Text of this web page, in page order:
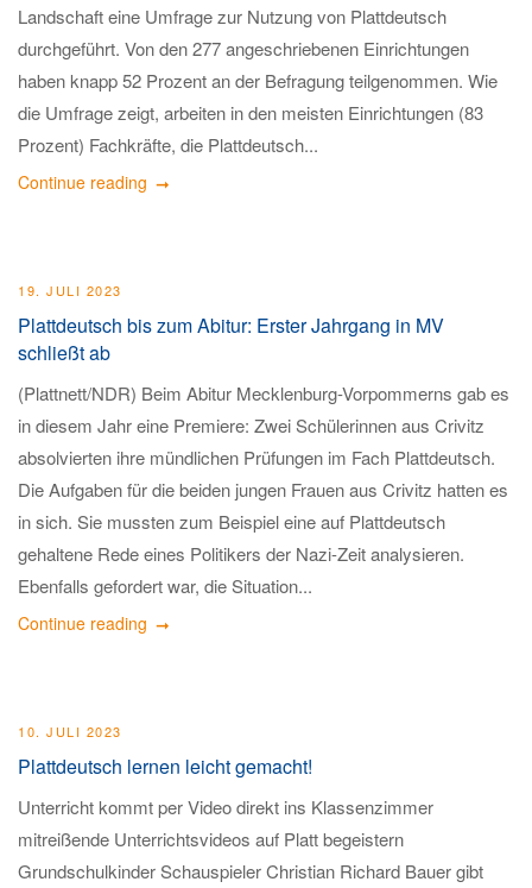
Landschaft eine Umfrage zur Nutzung von Plattdeutsch
durchgeführt. Von den 277 angeschriebenen Einrichtungen
haben knapp 52 Prozent an der Befragung teilgenommen. Wie
die Umfrage zeigt, arbeiten in den meisten Einrichtungen (83
Prozent) Fachkräfte, die Plattdeutsch...
Continue reading
19. JULI 2023
Plattdeutsch bis zum Abitur: Erster Jahrgang in MV
schließt ab
(Plattnett/NDR) Beim Abitur Mecklenburg-Vorpommerns gab es
in diesem Jahr eine Premiere: Zwei Schülerinnen aus Crivitz
absolvierten ihre mündlichen Prüfungen im Fach Plattdeutsch.
Die Aufgaben für die beiden jungen Frauen aus Crivitz hatten es
in sich. Sie mussten zum Beispiel eine auf Plattdeutsch
gehaltene Rede eines Politikers der Nazi-Zeit analysieren.
Ebenfalls gefordert war, die Situation...
Continue reading
10. JULI 2023
Plattdeutsch lernen leicht gemacht!
Unterricht kommt per Video direkt ins Klassenzimmer
mitreißende Unterrichtsvideos auf Platt begeistern
Grundschulkinder Schauspieler Christian Richard Bauer gibt